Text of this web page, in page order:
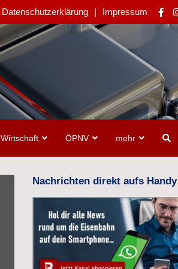
Datenschutzerklärung Impressum
Wirtschaft ÖPNV mehr
Nachrichten direkt aufs Handy